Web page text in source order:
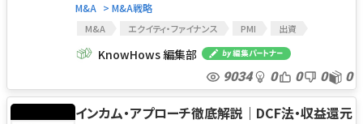
M&A > M&A戦略
M&A エクイティ・ファイナンス PMI
出資
個人版事業承継税制
簿外債務
ベンチャー型事業承継
KnowHows 編集部
9034 0 0 0 0
インカム・アプローチ徹底解説｜DCF法・収益還元